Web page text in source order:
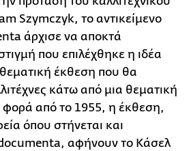
Szymczyk, το αντικείμενο
άρχισε να αποκτά
που επιλέχθηκε η ιδέα
θεματική έκθεση που θα
κάτω από μια θεματική
φορά από το 1955, η έκθεση,
όπου στήνεται και
documenta, αφήνουν το Κάσελ